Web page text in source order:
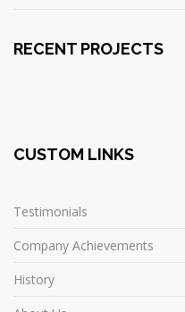
RECENT PROJECTS
CUSTOM LINKS
Testimonials
Company Achievements
History